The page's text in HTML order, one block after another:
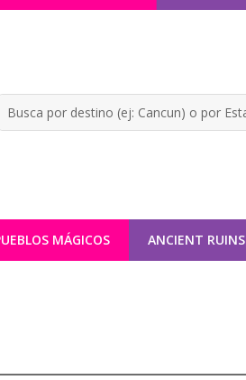
MÁGICOS ANCIENT RUINS